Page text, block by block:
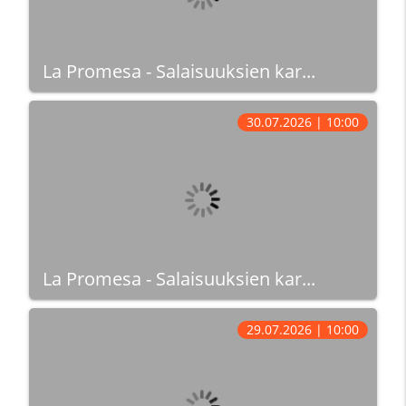
La Promesa - Salaisuuksien kar...
La Promesa - Salaisuuksien kar...
30.07.2026 | 10:00
29.07.2026 | 10:00